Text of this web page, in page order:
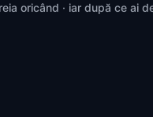
oricând · iar după ce ai